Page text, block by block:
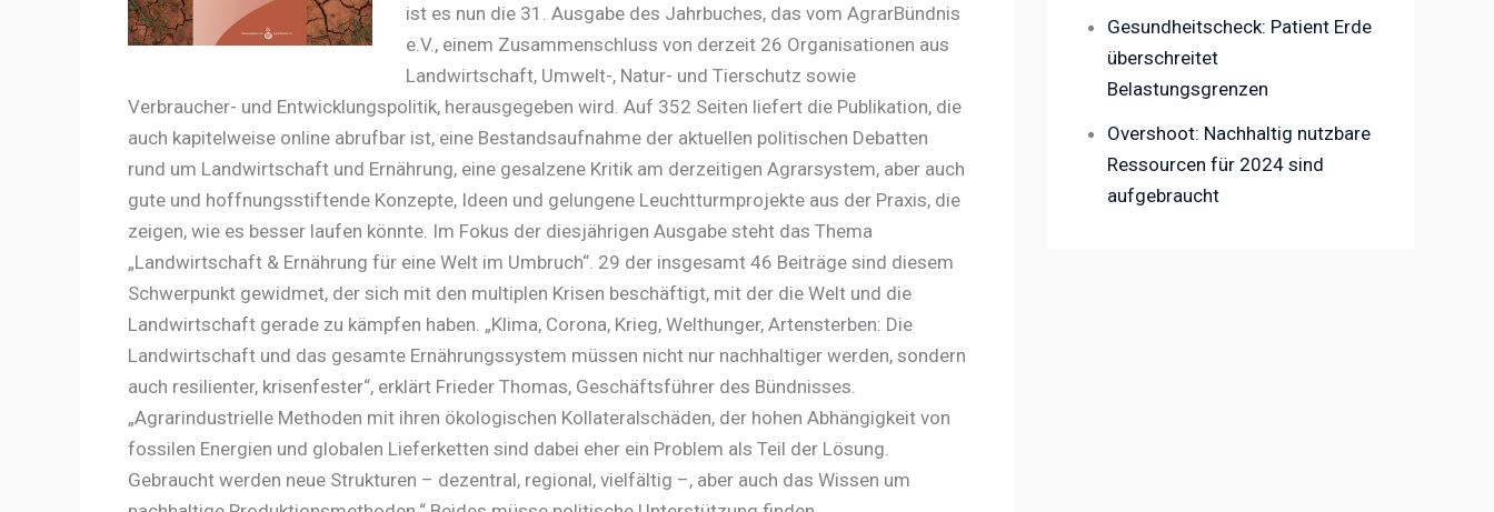
ist es nun die 31. Ausgabe des Jahrbuches, das vom AgrarBündnis
e.V., einem Zusammenschluss von derzeit 26 Organisationen aus
Landwirtschaft, Umwelt-, Natur- und Tierschutz sowie
Verbraucher- und Entwicklungspolitik, herausgegeben wird. Auf 352 Seiten liefert die Publikation, die
auch kapitelweise online abrufbar ist, eine Bestandsaufnahme der aktuellen politischen Debatten
rund um Landwirtschaft und Ernährung, eine gesalzene Kritik am derzeitigen Agrarsystem, aber auch
gute und hoffnungsstiftende Konzepte, Ideen und gelungene Leuchtturmprojekte aus der Praxis, die
zeigen, wie es besser laufen könnte. Im Fokus der diesjährigen Ausgabe steht das Thema
„Landwirtschaft & Ernährung für eine Welt im Umbruch“. 29 der insgesamt 46 Beiträge sind diesem
Schwerpunkt gewidmet, der sich mit den multiplen Krisen beschäftigt, mit der die Welt und die
Landwirtschaft gerade zu kämpfen haben. „Klima, Corona, Krieg, Welthunger, Artensterben: Die
Landwirtschaft und das gesamte Ernährungssystem müssen nicht nur nachhaltiger werden, sondern
auch resilienter, krisenfester“, erklärt Frieder Thomas, Geschäftsführer des Bündnisses.
„Agrarindustrielle Methoden mit ihren ökologischen Kollateralschäden, der hohen Abhängigkeit von
fossilen Energien und globalen Lieferketten sind dabei eher ein Problem als Teil der Lösung.
Gebraucht werden neue Strukturen – dezentral, regional, vielfältig –, aber auch das Wissen um
Gesundheitscheck: Patient Erde
überschreitet
Belastungsgrenzen
Overshoot: Nachhaltig nutzbare
Ressourcen für 2024 sind
aufgebraucht